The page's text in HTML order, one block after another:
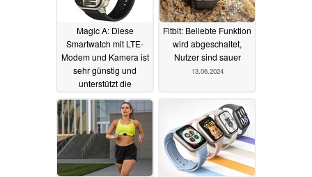
Magic A: Diese
Smartwatch mit LTE-
Modem und Kamera ist
sehr günstig und
unterstützt die
21.06.2024
Fitbit: Beliebte Funktion
wird abgeschaltet,
Nutzer sind sauer
13.06.2024